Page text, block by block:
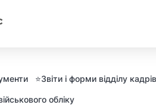
⭐️Звіти і форми відділу кадрів
обліку